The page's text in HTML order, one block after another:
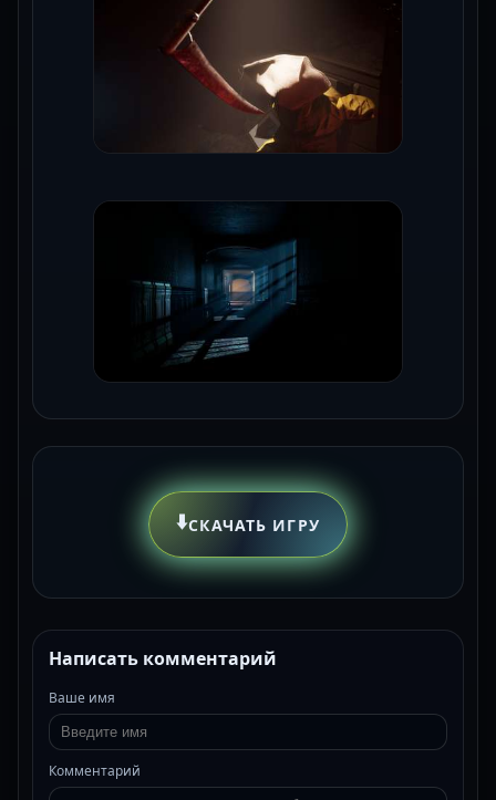
⬇️СКАЧАТЬ ИГРУ
Написать комментарий
Ваше имя
Комментарий